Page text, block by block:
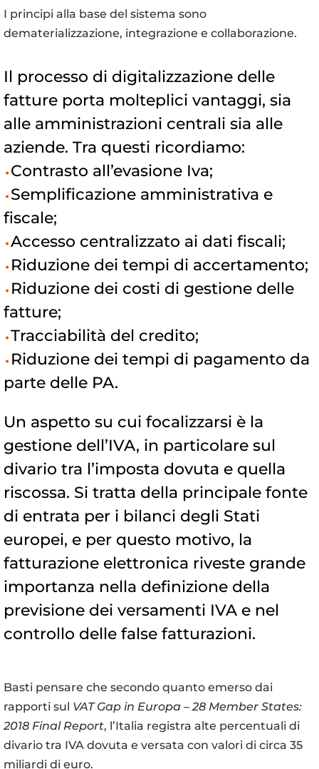
I principi alla base del sistema sono
dematerializzazione, integrazione e collaborazione.
Il processo di digitalizzazione delle
fatture porta molteplici vantaggi, sia
alle amministrazioni centrali sia alle
aziende. Tra questi ricordiamo:
Contrasto all’evasione Iva;
Semplificazione amministrativa e
fiscale;
Accesso centralizzato ai dati fiscali;
Riduzione dei tempi di accertamento;
Riduzione dei costi di gestione delle
fatture;
Tracciabilità del credito;
Riduzione dei tempi di pagamento da
parte delle PA.
Un aspetto su cui focalizzarsi è la
gestione dell’IVA, in particolare sul
divario tra l’imposta dovuta e quella
riscossa. Si tratta della principale fonte
di entrata per i bilanci degli Stati
europei, e per questo motivo, la
fatturazione elettronica riveste grande
importanza nella definizione della
previsione dei versamenti IVA e nel
controllo delle false fatturazioni.
Basti pensare che secondo quanto emerso dai
rapporti sul VAT Gap in Europa – 28 Member States:
2018 Final Report, l’Italia registra alte percentuali di
divario tra IVA dovuta e versata con valori di circa 35
miliardi di euro.